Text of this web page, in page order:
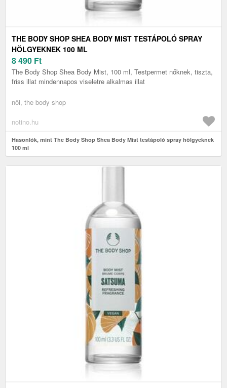
THE BODY SHOP SHEA BODY MIST TESTÁPOLÓ SPRAY
HÖLGYEKNEK 100 ML
8 490 Ft
The Body Shop Shea Body Mist, 100 ml, Testpermet nőknek, tiszta,
friss illat mindennapos viseletre alkalmas illat
női, the body shop
notino.hu
Hasonlók, mint The Body Shop Shea Body Mist testápoló spray hölgyeknek
100 ml